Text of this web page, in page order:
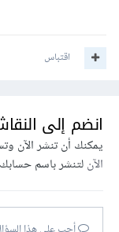
اقتباس
انضم إلى
يمكنك أن تنشر الآن
الآنلتنشر باسم حسابك.